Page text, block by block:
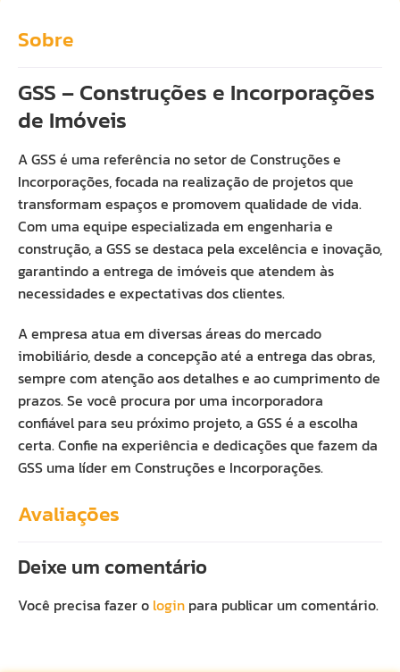
Sobre
GSS – Construções e Incorporações
de Imóveis
A GSS é uma referência no setor de Construções e
Incorporações, focada na realização de projetos que
transformam espaços e promovem qualidade de vida.
Com uma equipe especializada em engenharia e
construção, a GSS se destaca pela excelência e inovação,
garantindo a entrega de imóveis que atendem às
necessidades e expectativas dos clientes.
A empresa atua em diversas áreas do mercado
imobiliário, desde a concepção até a entrega das obras,
sempre com atenção aos detalhes e ao cumprimento de
prazos. Se você procura por uma incorporadora
confiável para seu próximo projeto, a GSS é a escolha
certa. Confie na experiência e dedicações que fazem da
GSS uma líder em Construções e Incorporações.
Avaliações
Deixe um comentário
Você precisa fazer o login para publicar um comentário.